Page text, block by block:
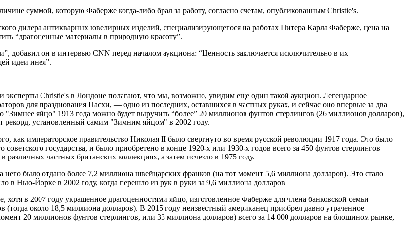
суммой, которую Фаберже когда-либо брал за работу, согласно счетам, опубликованным Christie's.
дилера антикварных ювелирных изделий, специализирующегося на работах Питера Карла Фаберже, цена на
“драгоценные материалы в природную красоту”.
добавил он в интервью CNN перед началом аукциона: “Ценность заключается исключительно в их
идеи инея”.
эксперты Christie's в Лондоне полагают, что мы, возможно, увидим еще один такой аукцион. Легендарное
для празднования Пасхи, — одно из последних, оставшихся в частных руках, и сейчас оно впервые за два
"Зимнее яйцо" 1913 года можно будет выручить “более” 20 миллионов фунтов стерлингов (26 миллионов долларов),
рекорд, установленный самим "Зимним яйцом" в 2002 году.
как императорское правительство Николая II было свергнуто во время русской революции 1917 года. Это было
государства, и было приобретено в конце 1920-х или 1930-х годов всего за 450 фунтов стерлингов
частных британских коллекциях, а затем исчезло в 1975 году.
него было отдано более 7,2 миллиона швейцарских франков (на тот момент 5,6 миллиона долларов). Это стало
Нью-Йорке в 2002 году, когда перешло из рук в руки за 9,6 миллиона долларов.
хотя в 2007 году украшенное драгоценностями яйцо, изготовленное Фаберже для члена банковской семьи
около 18,5 миллиона долларов). В 2015 году неизвестный американец приобрел давно утраченное
20 миллионов фунтов стерлингов, или 33 миллиона долларов) всего за 14 000 долларов на блошином рынке,